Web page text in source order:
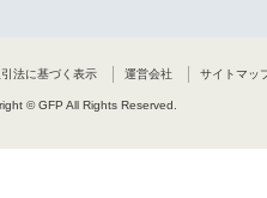
法に基づく表示 運営会社 サイトマッ
© GFP All Rights Reserved.